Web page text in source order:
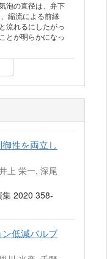
泡の直径は、弁下
縮流による前縁
流れるにしたがっ
とが明らかになっ
性を両立し
上 栄一, 深尾
2020 358-
低減バルブ